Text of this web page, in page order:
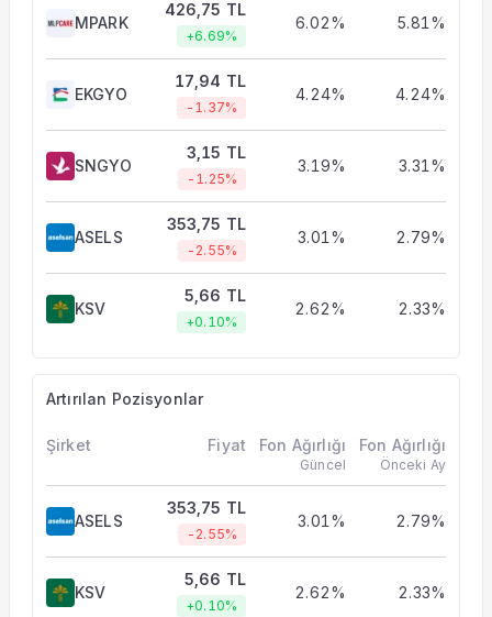
MPARK
426,75 TL
+6.69%
6.02% 5.81%
EKGYO
17,94 TL
-1.37%
4.24% 4.24%
SNGYO
3,15 TL
-1.25%
3.19% 3.31%
ASELS
353,75 TL
-2.55%
3.01% 2.79%
KSV
5,66 TL
+0.10%
2.62% 2.33%
Artırılan Pozisyonlar
Şirket Fiyat Fon Ağırlığı
Güncel
Fon Ağırlığı
Önceki Ay
ASELS
353,75 TL
-2.55%
3.01% 2.79%
KSV
5,66 TL
+0.10%
2.62% 2.33%